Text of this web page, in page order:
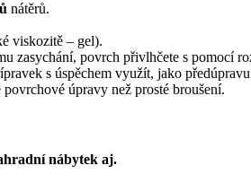
nátěrů.
viskozitě – gel).
zasychání, povrch přivlhčete s pomocí
s úspěchem využít, jako
úpravy než prosté broušení.
nábytek aj.